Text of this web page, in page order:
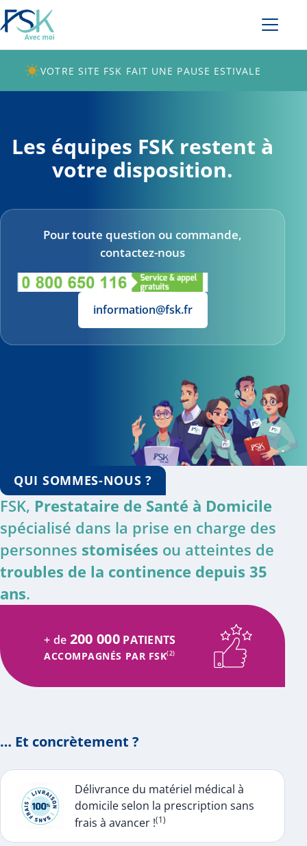
VOTRE SITE FSK FAIT UNE PAUSE ESTIVALE
Les équipes FSK restent à
votre disposition.
Pour toute question ou commande,
contactez-nous
information@fsk.fr
QUI SOMMES-NOUS ?
FSK, Prestataire de Santé à Domicile
spécialisé dans la prise en charge des
personnes stomisées ou atteintes de
troubles de la continence depuis 35
ans.
+ de 200 000 PATIENTS
ACCOMPAGNÉS PAR FSK(2)
… Et concrètement ?
Délivrance du matériel médical à
domicile selon la prescription sans
frais à avancer !(1)